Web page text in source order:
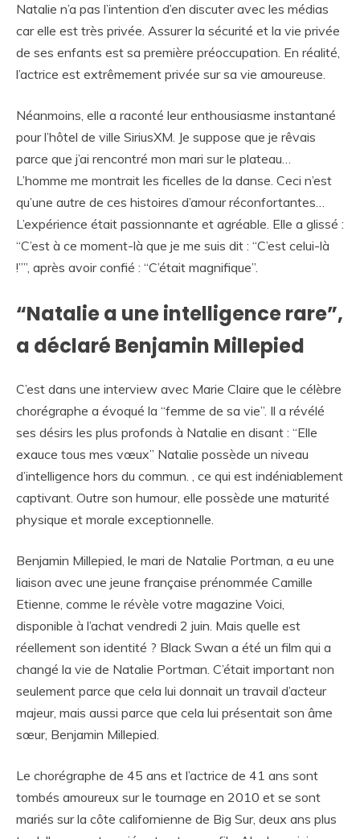
Natalie n’a pas l’intention d’en discuter avec les médias
car elle est très privée. Assurer la sécurité et la vie privée
de ses enfants est sa première préoccupation. En réalité,
l’actrice est extrêmement privée sur sa vie amoureuse.
Néanmoins, elle a raconté leur enthousiasme instantané
pour l’hôtel de ville SiriusXM. Je suppose que je rêvais
parce que j’ai rencontré mon mari sur le plateau…
L’homme me montrait les ficelles de la danse. Ceci n’est
qu’une autre de ces histoires d’amour réconfortantes…
L’expérience était passionnante et agréable. Elle a glissé :
“C’est à ce moment-là que je me suis dit : “C’est celui-là
!””, après avoir confié : “C’était magnifique”.
“Natalie a une intelligence rare”,
a déclaré Benjamin Millepied
C’est dans une interview avec Marie Claire que le célèbre
chorégraphe a évoqué la “femme de sa vie”. Il a révélé
ses désirs les plus profonds à Natalie en disant : “Elle
exauce tous mes vœux” Natalie possède un niveau
d’intelligence hors du commun. , ce qui est indéniablement
captivant. Outre son humour, elle possède une maturité
physique et morale exceptionnelle.
Benjamin Millepied, le mari de Natalie Portman, a eu une
liaison avec une jeune française prénommée Camille
Etienne, comme le révèle votre magazine Voici,
disponible à l’achat vendredi 2 juin. Mais quelle est
réellement son identité ? Black Swan a été un film qui a
changé la vie de Natalie Portman. C’était important non
seulement parce que cela lui donnait un travail d’acteur
majeur, mais aussi parce que cela lui présentait son âme
sœur, Benjamin Millepied.
Le chorégraphe de 45 ans et l’actrice de 41 ans sont
tombés amoureux sur le tournage en 2010 et se sont
mariés sur la côte californienne de Big Sur, deux ans plus